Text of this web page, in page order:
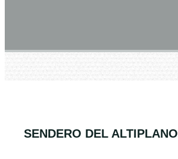
SENDERO DEL ALTIPLANO